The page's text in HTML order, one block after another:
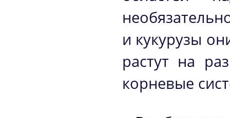
и кукурузы
растут на
корневые